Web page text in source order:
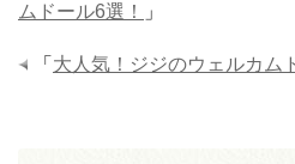
ムドール6選！
」
「 大人気！ジジのウェルカム